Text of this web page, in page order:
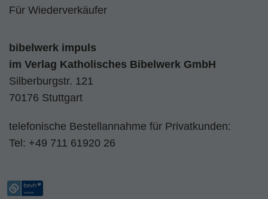
Für Wiederverkäufer
bibelwerk impuls
im Verlag Katholisches Bibelwerk GmbH
Silberburgstr. 121
70176 Stuttgart
telefonische Bestellannahme für Privatkunden:
Tel: +49 711 61920 26